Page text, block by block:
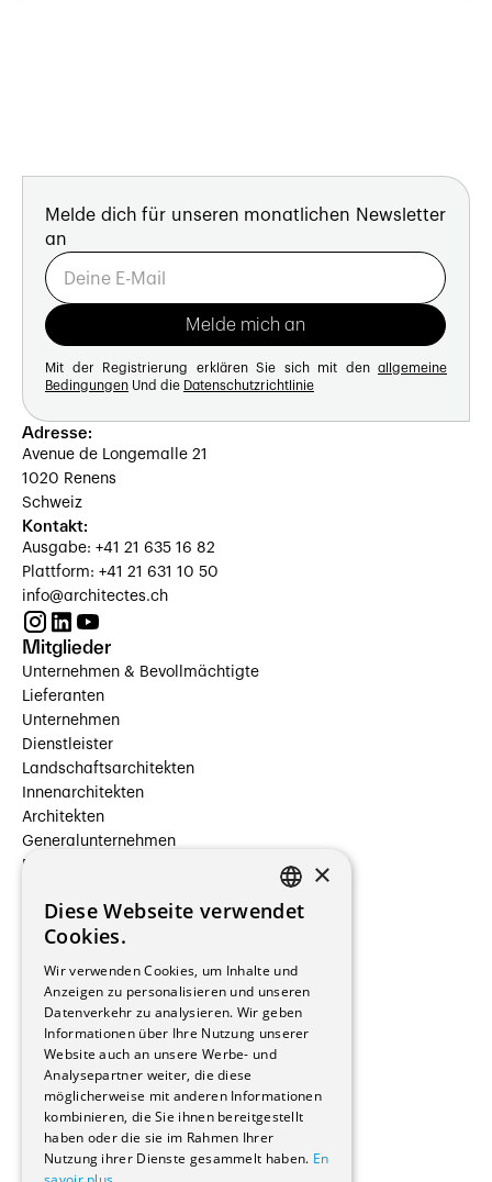
Melde dich für unseren monatlichen Newsletter
an
Mit der Registrierung erklären Sie sich mit den allgemeine
Bedingungen Und die Datenschutzrichtlinie
Adresse:
Avenue de Longemalle 21
1020 Renens
Schweiz
Kontakt:
Ausgabe: +41 21 635 16 82
Plattform: +41 21 631 10 50
info@architectes.ch
Mitglieder
Unternehmen & Bevollmächtigte
Lieferanten
Unternehmen
Dienstleister
Landschaftsarchitekten
Innenarchitekten
Architekten
Generalunternehmen
Beauftragte Unternehmen
Hersteller/Lieferanten
Bauherrschaften
Stockwerkeigentum
Reportagen
Wohnungen
Renovierungen
Innere Umbauten
Gastgewerbe und Tourismus
Verwaltungsgebäude und Geschäfte
Schuleinrichtungen
FRENCH
×
Diese Webseite verwendet
Cookies.
Wir verwenden Cookies, um Inhalte und
Anzeigen zu personalisieren und unseren
Datenverkehr zu analysieren. Wir geben
Informationen über Ihre Nutzung unserer
Website auch an unsere Werbe- und
Analysepartner weiter, die diese
möglicherweise mit anderen Informationen
kombinieren, die Sie ihnen bereitgestellt
haben oder die sie im Rahmen Ihrer
Nutzung ihrer Dienste gesammelt haben. En